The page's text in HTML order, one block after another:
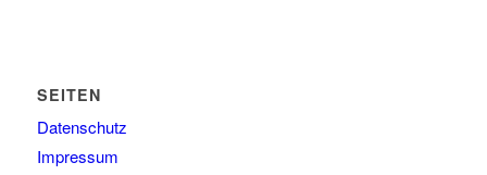
SEITEN
Datenschutz
Impressum